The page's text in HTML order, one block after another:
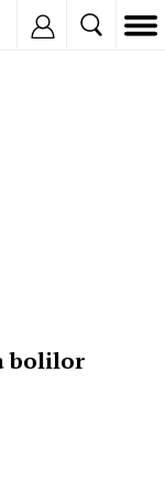
in
bolilor